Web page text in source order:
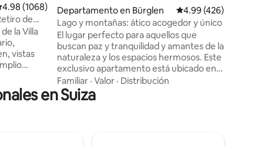
promedio: 4.98 de 5; 1068 evaluaciones
4.98 (1068)
de
la Villa
vistas
(toda
se
Departamento en Bürglen Calificación promedio:
4.99 (426)
Lago y montañas: ático acogedor y único
El lugar perfecto para aquellos que
buscan paz y tranquilidad y amantes de la
naturaleza y los espacios hermosos. Este
exclusivo apartamento está ubicado en
el último piso de una casa de campo
independiente completamente
renovada. Senderismo o esquí... compras
Familiar · Valor · Distribución
en Suiza